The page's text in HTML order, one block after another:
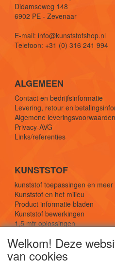
Didamseweg 148
6902 PE - Zevenaar
E-mail: info@kunststofshop.nl
Telefoon: +31 (0) 316 241 994
ALGEMEEN
Contact en bedrijfsinformatie
Levering, retour en
Algemene leveringsvoorwaarden
Privacy-AVG
Links/referenties
KUNSTSTOF
kunststof toepassingen en meer
Kunststof en het milieu
Product informatie bladen
Kunststof bewerkingen
1,5 mtr oplossingen
Welkom! Deze
van cookies